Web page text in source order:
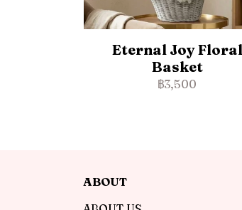
Eternal Joy Floral
Basket
฿3,500
ABOUT